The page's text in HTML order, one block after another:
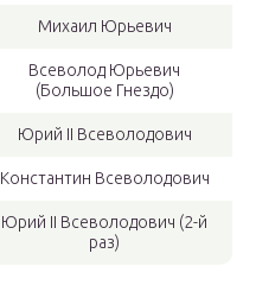
Михаил Юрьевич
Всеволод Юрьевич
(Большое Гнездо)
Юрий II Всеволодович
Константин Всеволодович
Юрий II Всеволодович (2-й
раз)